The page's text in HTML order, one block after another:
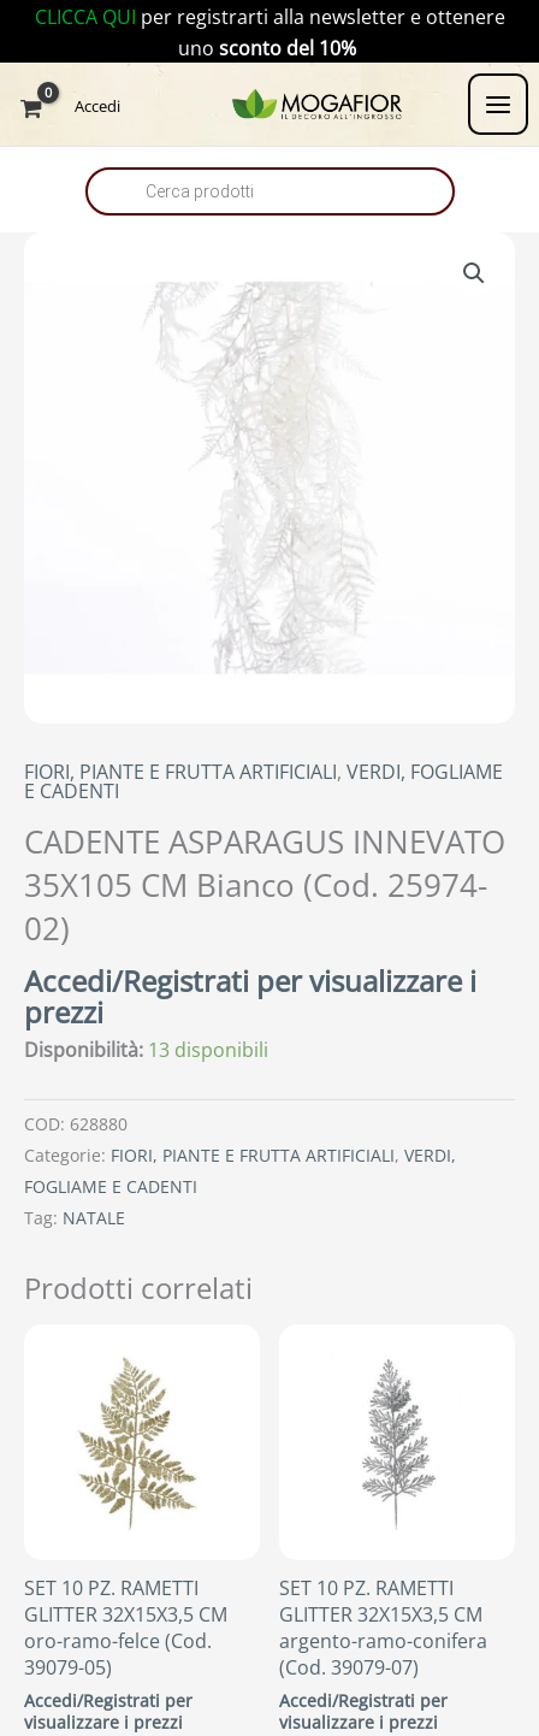
contenuto
CLICCA QUI per registrarti alla newsletter e ottenere
uno sconto del 10%
Accedi
Products
search
FIORI, PIANTE E FRUTTA ARTIFICIALI, VERDI, FOGLIAME
E CADENTI
CADENTE ASPARAGUS INNEVATO
35X105 CM Bianco (Cod. 25974-
02)
Accedi/Registrati per visualizzare i
prezzi
Disponibilità: 13 disponibili
COD: 628880
Categorie: FIORI, PIANTE E FRUTTA ARTIFICIALI, VERDI,
FOGLIAME E CADENTI
Tag: NATALE
Prodotti correlati
SET 10 PZ. RAMETTI
GLITTER 32X15X3,5 CM
oro-ramo-felce (Cod.
39079-05)
Accedi/Registrati per
visualizzare i prezzi
SET 10 PZ. RAMETTI
GLITTER 32X15X3,5 CM
argento-ramo-conifera
(Cod. 39079-07)
Accedi/Registrati per
visualizzare i prezzi